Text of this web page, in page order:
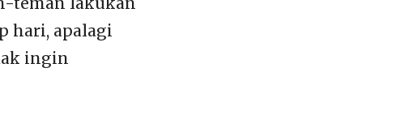
hari, apalagi
ingin